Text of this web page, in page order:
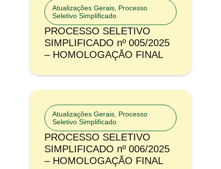
Atualizações Gerais Processo
Seletivo Simplificado
PROCESSO SELETIVO
SIMPLIFICADO nº 005/2025
– HOMOLOGAÇÃO FINAL
Atualizações Gerais Processo
Seletivo Simplificado
PROCESSO SELETIVO
SIMPLIFICADO nº 006/2025
– HOMOLOGAÇÃO FINAL